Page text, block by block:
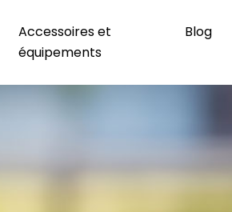
Accessoires et
équipements
Blog